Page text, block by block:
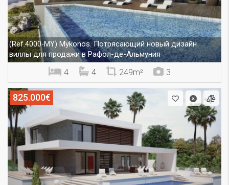
(Ref.4000-MY) Mykonos. Потрясающий новый дизайн
виллы для продажи в Рафол-де-Альмуния
4 4 249m² 3
825.000€